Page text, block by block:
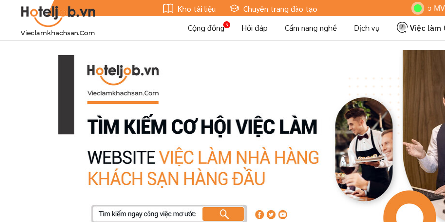
Kho tài liệu Chuyên trang đào tạo Hoteljob MV:
Cộng đồng
Hỏi đáp Cẩm nang nghề Dịch vụ
Việc làm